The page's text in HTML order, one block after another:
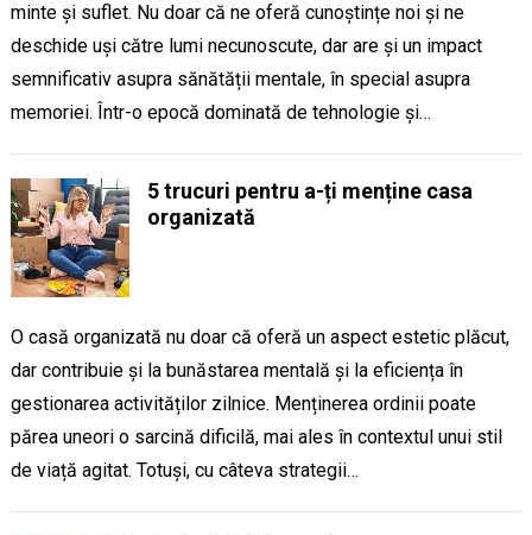
minte și suflet. Nu doar că ne oferă cunoștințe noi și ne
deschide uși către lumi necunoscute, dar are și un impact
semnificativ asupra sănătății mentale, în special asupra
memoriei. Într-o epocă dominată de tehnologie și…
5 trucuri pentru a-ți menține casa
organizată
O casă organizată nu doar că oferă un aspect estetic plăcut,
dar contribuie și la bunăstarea mentală și la eficiența în
gestionarea activităților zilnice. Menținerea ordinii poate
părea uneori o sarcină dificilă, mai ales în contextul unui stil
de viață agitat. Totuși, cu câteva strategii…